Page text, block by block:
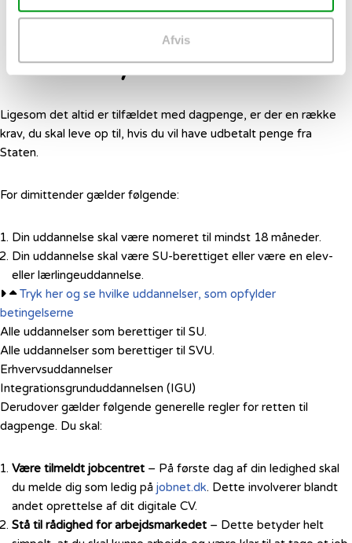
Afvis
Dimittendreglen for
nyuddannede
Ligesom det altid er tilfældet med dagpenge, er der en række
krav, du skal leve op til, hvis du vil have udbetalt penge fra
Staten.
For dimittender gælder følgende:
Din uddannelse skal være nomeret til mindst 18 måneder.
Din uddannelse skal være SU-berettiget eller være en elev-
eller lærlingeuddannelse.
Tryk her og se hvilke uddannelser, som opfylder
betingelserne
Alle uddannelser som berettiger til SU.
Alle uddannelser som berettiger til SVU.
Erhvervsuddannelser
Integrationsgrunduddannelsen (IGU)
Derudover gælder følgende generelle regler for retten til
dagpenge. Du skal:
Være tilmeldt jobcentret – På første dag af din ledighed skal
du melde dig som ledig på jobnet.dk. Dette involverer blandt
andet oprettelse af dit digitale CV.
Stå til rådighed for arbejdsmarkedet – Dette betyder helt